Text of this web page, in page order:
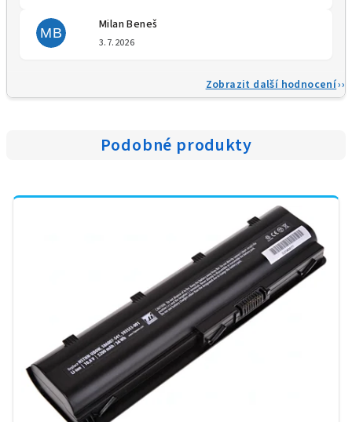
MB
Milan Beneš
3.7.2026
Zobrazit další hodnocení
Podobné produkty